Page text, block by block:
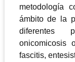
metodología
ámbito de la
diferentes
onicomicosis
fascitis,